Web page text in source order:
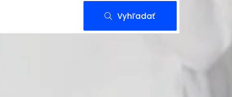
Vyhľadať